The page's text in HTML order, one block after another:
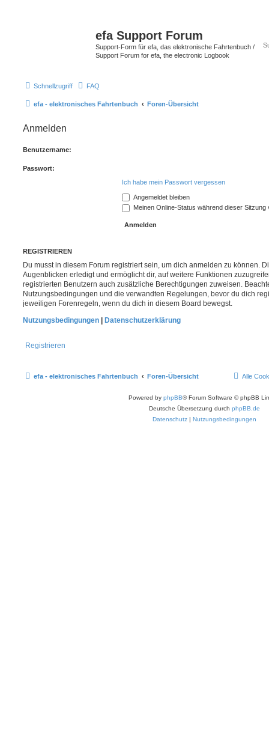
efa Support Forum
Support-Form für efa, das elektronische Fahrtenbuch /
Support Forum for efa, the electronic Logbook
Schnellzugriff FAQ
efa - elektronisches Fahrtenbuch Foren-Übersicht
Anmelden
Benutzername:
Passwort:
Ich habe mein Passwort vergessen
Angemeldet bleiben
Meinen Online-Status während dieser Sitzung
REGISTRIEREN
Du musst in diesem Forum registriert sein, um dich anmelden zu können.
Augenblicken erledigt und ermöglicht dir, auf weitere Funktionen
registrierten Benutzern auch zusätzliche Berechtigungen zuweisen.
Nutzungsbedingungen und die verwandten Regelungen, bevor du dich
jeweiligen Forenregeln, wenn du dich in diesem Board bewegst.
Nutzungsbedingungen
Datenschutzerklärung
Registrieren
efa - elektronisches Fahrtenbuch Foren-Übersicht Alle
Powered by phpBB® Forum Software © phpBB
Deutsche Übersetzung durch phpBB.de
Datenschutz | Nutzungsbedingungen